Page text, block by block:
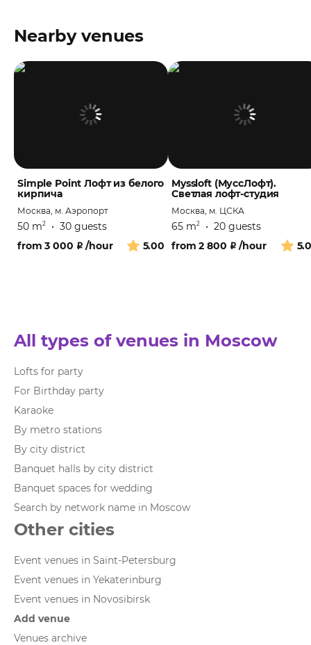
Nearby venues
Simple Point Лофт из белого
кирпича
Москва, м. Аэропорт
50 m2 • 30 guests
5.00
from3 000 ₽ /hour
Myssloft (МуссЛофт).
Светлая лофт-студия
Москва, м. ЦСКА
65 m2 • 20 guests
from2 800 ₽ /hour
All types of venues in Moscow
Lofts for party
For Birthday party
Karaoke
By metro stations
By city district
Banquet halls by city district
Banquet spaces for wedding
Search by network name in Moscow
Other cities
Event venues in Saint-Petersburg
Event venues in Yekaterinburg
Event venues in Novosibirsk
Add venue
Venues archive